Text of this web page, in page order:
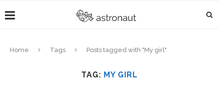
Home Tags Posts tagged with "My girl"
TAG: MY GIRL